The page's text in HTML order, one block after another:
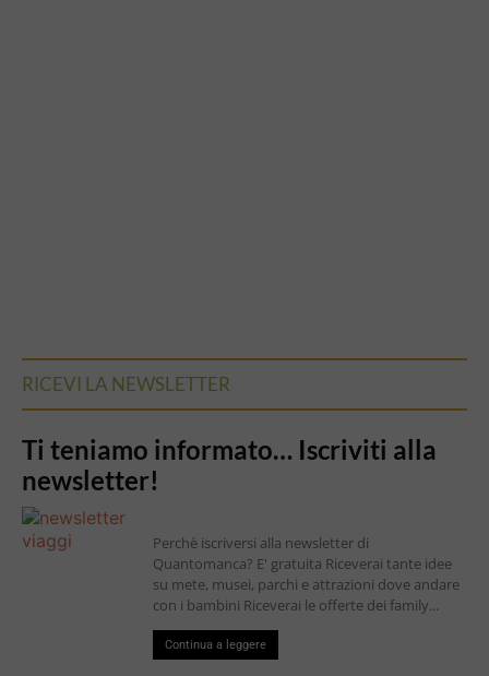
RICEVI LA NEWSLETTER
Ti teniamo informato… Iscriviti alla
newsletter!
Perchè iscriversi alla newsletter di
Quantomanca? E' gratuita Riceverai tante idee
su mete, musei, parchi e attrazioni dove andare
con i bambini Riceverai le offerte dei family...
Continua a leggere